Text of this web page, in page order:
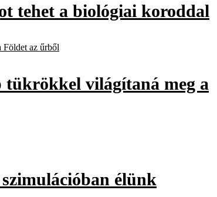
tehet a biológiai koroddal
világítaná meg a
élünk